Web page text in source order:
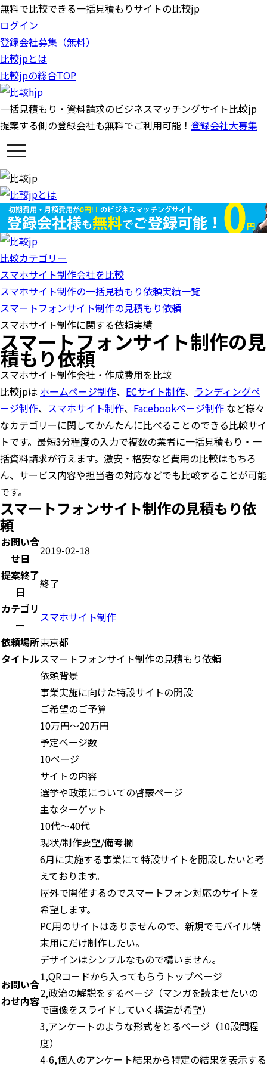
無料で比較できる一括見積もりサイトの比較jp
ログイン
登録会社募集（無料）
比較jpとは
比較jpの総合TOP
一括見積もり・資料請求のビジネスマッチングサイト比較jp
提案する側の登録会社も無料でご利用可能！ 登録会社大募集
t
o
g
l
e
n
a
v
i
g
a
t
i
o
n
比較カテゴリー
スマホサイト制作会社を比較
スマホサイト制作の一括見積もり依頼実績一覧
スマートフォンサイト制作の見積もり依頼
スマホサイト制作に関する依頼実績
スマートフォンサイト制作の見
積もり依頼
スマホサイト制作会社・作成費用を比較
比較jpは ホームページ制作、 ECサイト制作、 ランディングペ
ージ制作、 スマホサイト制作、 Facebookページ制作 など様々
なカテゴリーに関してかんたんに比べることのできる比較サイ
トです。最短3分程度の入力で複数の業者に一括見積もり・一
括資料請求が行えます。激安・格安など費用の比較はもちろ
ん、サービス内容や担当者の対応などでも比較することが可能
です。
スマートフォンサイト制作の見積もり依
頼
お問い合
せ日
2019-02-18
提案終了
日
終了
カテゴリ
ー
スマホサイト制作
依頼場所東京都
タイトルスマートフォンサイト制作の見積もり依頼
お問い合
わせ内容
依頼背景
事業実施に向けた特設サイトの開設
ご希望のご予算
10万円～20万円
予定ページ数
10ページ
サイトの内容
選挙や政策についての啓蒙ページ
主なターゲット
10代～40代
現状/制作要望/備考欄
6月に実施する事業にて特設サイトを開設したいと考
えております。
屋外で開催するのでスマートフォン対応のサイトを
希望します。
PC用のサイトはありませんので、新規でモバイル端
末用にだけ制作したい。
デザインはシンプルなもので構いません。
1,QRコードから入ってもらうトップページ
2,政治の解説をするページ（マンガを読ませたいの
で画像をスライドしていく構造が希望）
3,アンケートのような形式をとるページ（10設問程
度）
4-6,個人のアンケート結果から特定の結果を表示する